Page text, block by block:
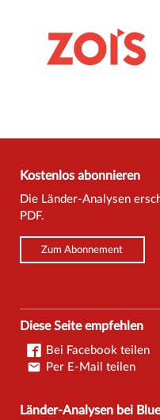
Kostenlos abonnieren
Die Länder-Analysen
PDF.
Zum Abonnement
Diese Seite empfehlen
Bei Facebook teilen
Per E-Mail teilen
Länder-Analysen bei